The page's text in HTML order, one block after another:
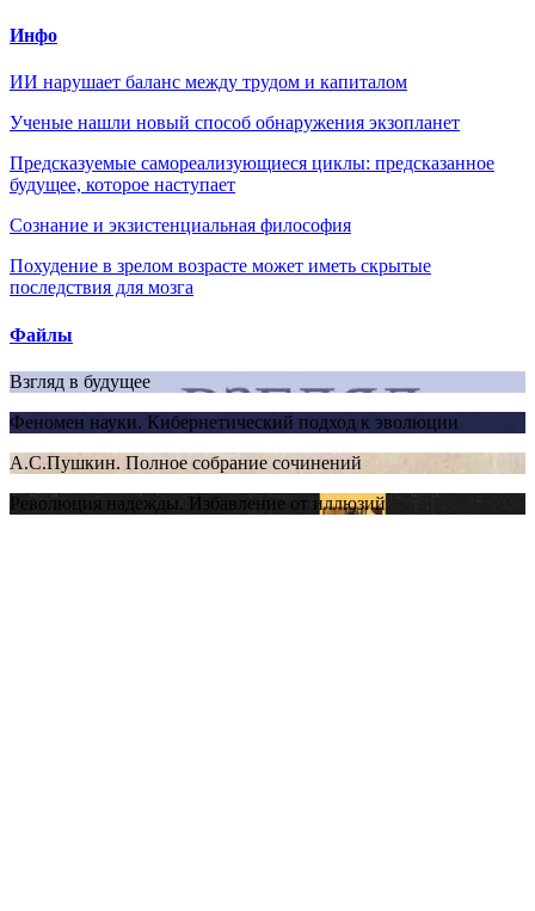
Инфо
ИИ нарушает баланс между трудом и капиталом
Ученые нашли новый способ обнаружения экзопланет
Предсказуемые самореализующиеся циклы: предсказанное
будущее, которое наступает
Сознание и экзистенциальная философия
Похудение в зрелом возрасте может иметь скрытые
последствия для мозга
Файлы
Взгляд в будущее
Феномен науки. Кибернетический подход к эволюции
А.С.Пушкин. Полное собрание сочинений
Революция надежды. Избавление от иллюзий